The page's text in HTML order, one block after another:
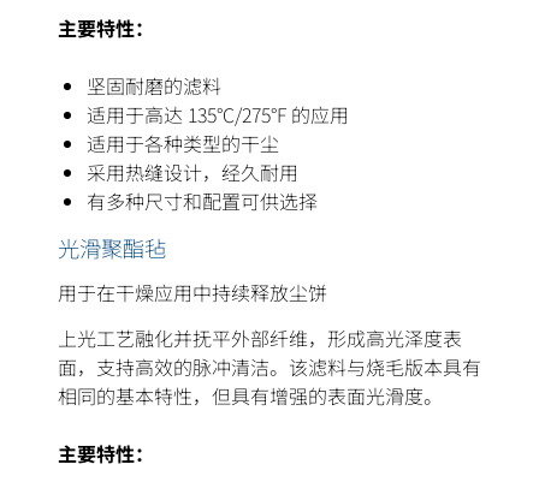
主要特性：
坚固耐磨的滤料
适用于高达 135°C/275°F 的应用
适用于各种类型的干尘
采用热缝设计，经久耐用
有多种尺寸和配置可供选择
光滑聚酯毡
用于在干燥应用中持续释放尘饼
上光工艺融化并抚平外部纤维，形成高光泽度表
面，支持高效的脉冲清洁。该滤料与烧毛版本具有
相同的基本特性，但具有增强的表面光滑度。
主要特性：